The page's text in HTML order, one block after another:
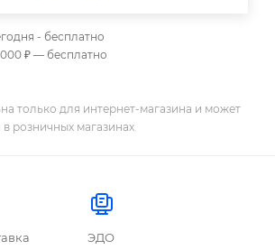
- бесплатно
₽ — бесплатно
только для интернет-магазина и может
в розничных магазинах
ЭДО